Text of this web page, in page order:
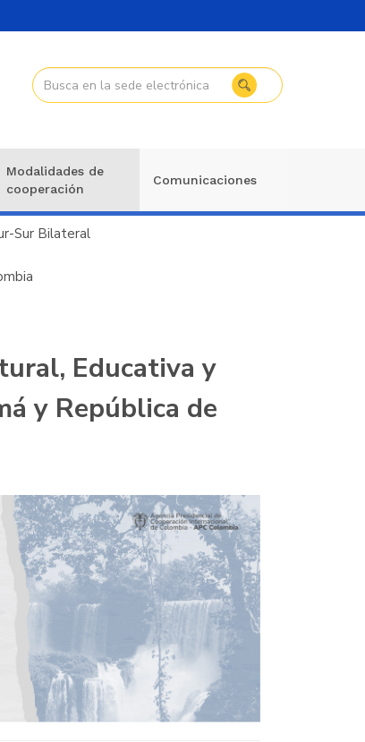
Modalidades de
cooperación
Comunicaciones
Sur Bilateral
Educativa y
y República de